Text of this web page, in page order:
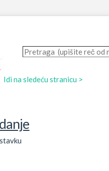
Idi na sledeću stranicu >